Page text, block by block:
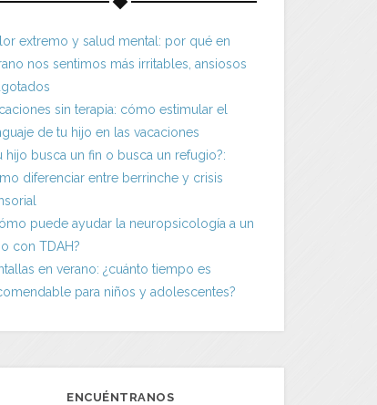
extremo y salud mental: por qué en
nos sentimos más irritables, ansiosos
sin terapia: cómo estimular el
de tu hijo en las vacaciones
hijo busca un fin o busca un refugio?:
diferenciar entre berrinche y crisis
puede ayudar la neuropsicología a un
con TDAH?
en verano: ¿cuánto tiempo es
para niños y adolescentes?
ENCUÉNTRANOS